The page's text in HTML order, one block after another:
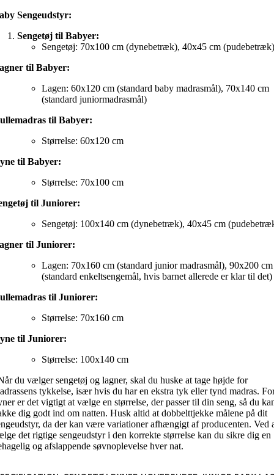
Sengeudstyr:
Sengetøj til Babyer:
Sengetøj: 70x100 cm (dynebetræk), 40x45 cm (pudebetræk)
til Babyer:
Lagen: 60x120 cm (standard baby madrasmål), 70x140 cm
(standard juniormadrasmål)
til Babyer:
Størrelse: 60x120 cm
til Babyer:
Størrelse: 70x100 cm
til Juniorer:
Sengetøj: 100x140 cm (dynebetræk), 40x45 cm
til Juniorer:
Lagen: 70x160 cm (standard junior madrasmål), 90x200 cm
(standard enkeltsengemål, hvis barnet allerede er klar til det)
til Juniorer:
Størrelse: 70x160 cm
til Juniorer:
Størrelse: 100x140 cm
du vælger sengetøj og lagner, skal du huske at tage højde for
tykkelse, især hvis du har en ekstra tyk eller tynd madras.
er det vigtigt at vælge en størrelse, der passer til din seng, så du
dig godt ind om natten. Husk altid at dobbelttjekke målene på dit
da der kan være variationer afhængigt af producenten. Ved
det rigtige sengeudstyr i den korrekte størrelse kan du sikre dig en
og afslappende søvnoplevelse hver nat.